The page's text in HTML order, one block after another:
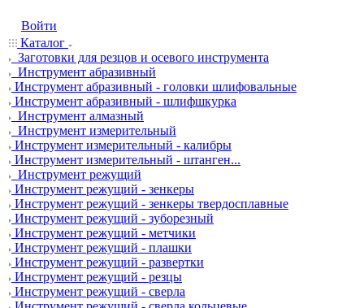
Войти
Каталог
Заготовки для резцов и осевого инструмента
Инструмент абразивный
Инструмент абразивный - головки шлифовальные
Инструмент абразивный - шлифшкурка
Инструмент алмазный
Инструмент измерительный
Инструмент измерительный - калибры
Инструмент измерительный - штанген...
Инструмент режущий
Инструмент режущий - зенкеры
Инструмент режущий - зенкеры твердосплавные
Инструмент режущий - зуборезный
Инструмент режущий - метчики
Инструмент режущий - плашки
Инструмент режущий - развертки
Инструмент режущий - резцы
Инструмент режущий - сверла